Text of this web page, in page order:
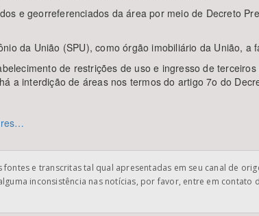
e georreferenciados da área por meio de Decreto
da União (SPU), como órgão imobiliário da União,
de restrições de uso e ingresso de
a interdição de áreas nos termos do artigo 7o do
e transcritas tal qual apresentadas em seu canal de
inconsistência nas notícias, por favor, entre em contato